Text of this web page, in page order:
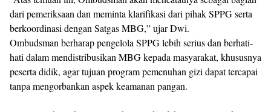
dari pemeriksaan dan meminta klarifikasi dari pihak SPPG serta
berkoordinasi dengan Satgas MBG,” ujar Dwi.
Ombudsman berharap pengelola SPPG lebih serius dan berhati-
hati dalam mendistribusikan MBG kepada masyarakat, khususnya
peserta didik, agar tujuan program pemenuhan gizi dapat tercapai
tanpa mengorbankan aspek keamanan pangan.